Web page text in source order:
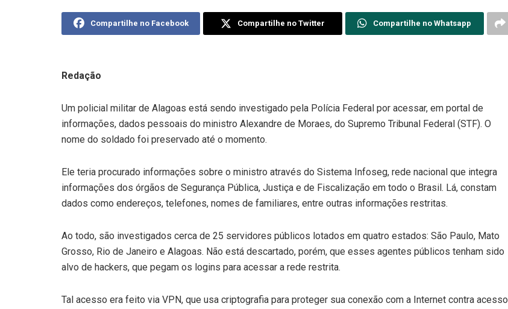
Compartilhe no Facebook Compartilhe no Twitter Compartilhe no Whatsapp
Redação
Um policial militar de Alagoas está sendo investigado pela Polícia Federal por acessar, em portal de
informações, dados pessoais do ministro Alexandre de Moraes, do Supremo Tribunal Federal (STF). O
nome do soldado foi preservado até o momento.
Ele teria procurado informações sobre o ministro através do Sistema Infoseg, rede nacional que integra
informações dos órgãos de Segurança Pública, Justiça e de Fiscalização em todo o Brasil. Lá, constam
dados como endereços, telefones, nomes de familiares, entre outras informações restritas.
Ao todo, são investigados cerca de 25 servidores públicos lotados em quatro estados: São Paulo, Mato
Grosso, Rio de Janeiro e Alagoas. Não está descartado, porém, que esses agentes públicos tenham sido
alvo de hackers, que pegam os logins para acessar a rede restrita.
Tal acesso era feito via VPN, que usa criptografia para proteger sua conexão com a Internet contra acesso